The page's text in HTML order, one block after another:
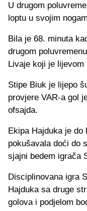
U drugom
loptu u svojim
Bila je 68. minuta
drugom
Livaje koji je
Stipe Biuk je lijepo
provjere VAR-a gol
ofsajda.
Ekipa Hajduka je
pokušavala doći do
sjajni bedem igrača
Disciplinovana igra
Hajduka sa druge
golova i podjelom